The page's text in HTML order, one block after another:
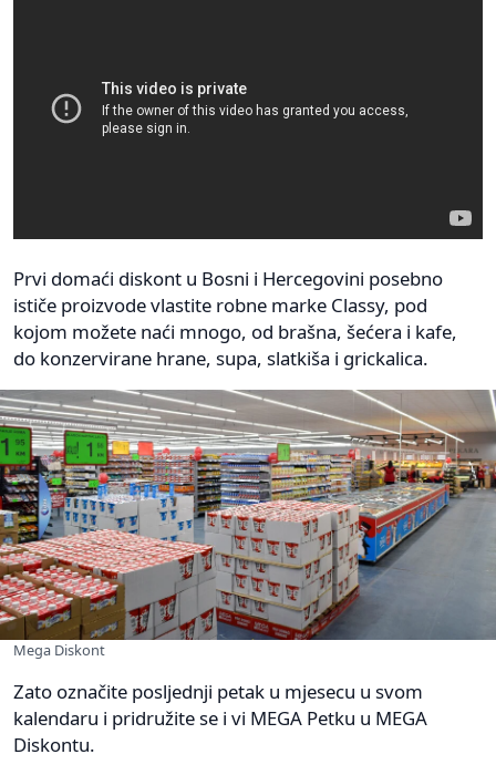
Prvi domaći diskont u Bosni i Hercegovini posebno
ističe proizvode vlastite robne marke Classy, pod
kojom možete naći mnogo, od brašna, šećera i kafe,
do konzervirane hrane, supa, slatkiša i grickalica.
Mega Diskont
Zato označite posljednji petak u mjesecu u svom
kalendaru i pridružite se i vi MEGA Petku u MEGA
Diskontu.